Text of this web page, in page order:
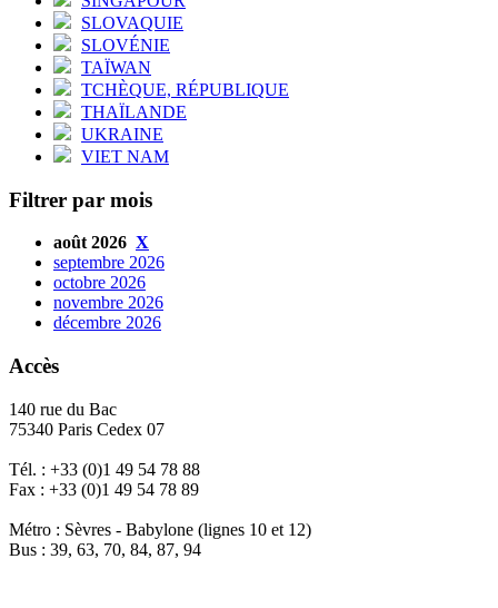
SLOVAQUIE
SLOVÉNIE
TAÏWAN
TCHÈQUE, RÉPUBLIQUE
THAÏLANDE
UKRAINE
VIET NAM
Filtrer par mois
août 2026 X
septembre 2026
octobre 2026
novembre 2026
décembre 2026
Accès
140 rue du Bac
75340 Paris Cedex 07
Tél. : +33 (0)1 49 54 78 88
Fax : +33 (0)1 49 54 78 89
Métro : Sèvres - Babylone (lignes 10 et 12)
Bus : 39, 63, 70, 84, 87, 94